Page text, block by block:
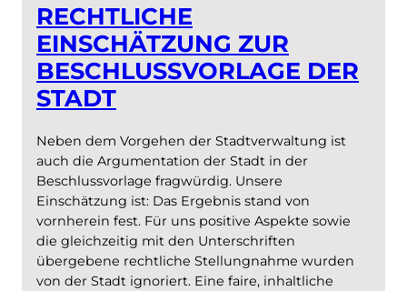
RECHTLICHE
EINSCHÄTZUNG ZUR
BESCHLUSSVORLAGE DER
STADT
Neben dem Vorgehen der Stadtverwaltung ist
auch die Argumentation der Stadt in der
Beschlussvorlage fragwürdig. Unsere
Einschätzung ist: Das Ergebnis stand von
vornherein fest. Für uns positive Aspekte sowie
die gleichzeitig mit den Unterschriften
übergebene rechtliche Stellungnahme wurden
von der Stadt ignoriert. Eine faire, inhaltliche